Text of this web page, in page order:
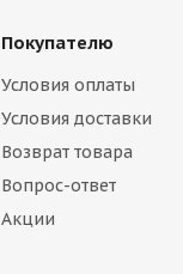
Покупателю
Условия оплаты
Условия доставки
Возврат товара
Вопрос-ответ
Акции